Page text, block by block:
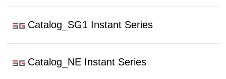
Catalog_SG1 Instant Series
Catalog_NE Instant Series